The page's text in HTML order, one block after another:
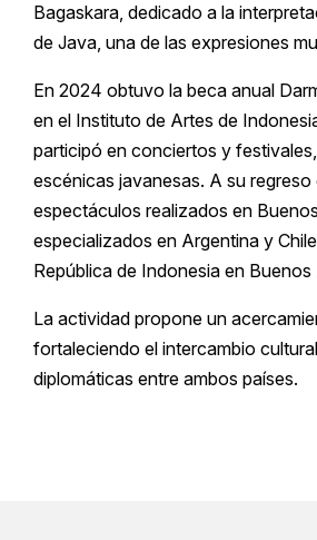
Bagaskara, dedicado a la
de Java, una de las expresiones
En 2024 obtuvo la beca anual
en el Instituto de Artes de
participó en conciertos y
escénicas javanesas. A su
espectáculos realizados en
especializados en Argentina y
República de Indonesia en Buenos
La actividad propone un
fortaleciendo el intercambio
diplomáticas entre ambos países.